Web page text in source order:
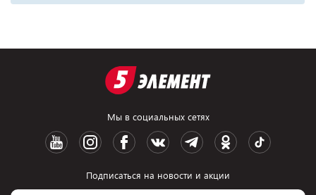
Мы в социальных сетях
Подписаться на новости и акции